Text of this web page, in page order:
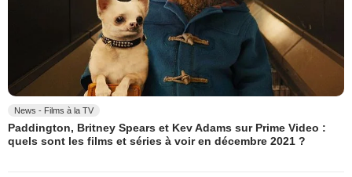
News - Films à la TV
Paddington, Britney Spears et Kev Adams sur Prime Video :
quels sont les films et séries à voir en décembre 2021 ?